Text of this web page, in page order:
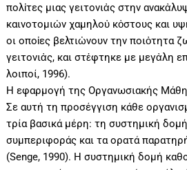
πολἰτες μιας γειτονιἀς στην
καινοτομιὠν χαμηλοὐ κὀστους και
οι οποἰες βελτιὠνουν την ποιὀτητα
γειτονιἀς, και στἐφτηκε με μεγἀλη
λοιποί, 1996).
Η εφαρμογή της Οργανωσιακής
Σε αυτή τη προσέγγιση κάθε
τρία βασικά μέρη: τη συστημική
συμπεριφοράς και τα ορατά
(Senge, 1990). Η συστημική δομή